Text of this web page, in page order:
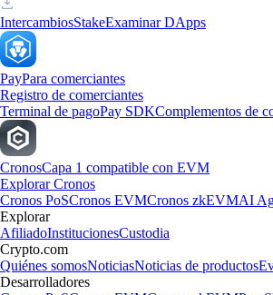
IntercambiosStakeExaminar DApps
PayPara comerciantes
Registro de comerciantes
Terminal de pagoPay SDKComplementos de
CronosCapa 1 compatible con EVM
Explorar Cronos
Cronos PoSCronos EVMCronos zkEVMAI
Explorar
AfiliadoInstitucionesCustodia
Crypto.com
Quiénes somosNoticiasNoticias de productos
Desarrolladores